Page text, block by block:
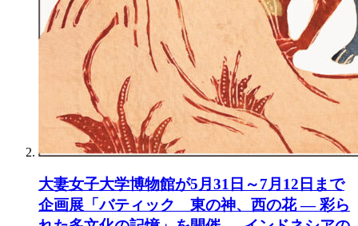
大妻女子大学博物館が5月31日～7月12日まで
企画展「バティック 東の神、西の花 ― 彩ら